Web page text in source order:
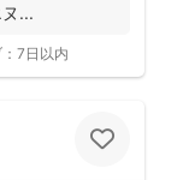
...
7日以内